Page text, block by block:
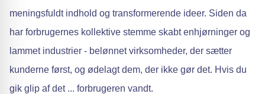
meningsfuldt indhold og transformerende ideer. Siden da
har forbrugernes kollektive stemme skabt enhjørninger og
lammet industrier - belønnet virksomheder, der sætter
kunderne først, og ødelagt dem, der ikke gør det. Hvis du
gik glip af det ... forbrugeren vandt.